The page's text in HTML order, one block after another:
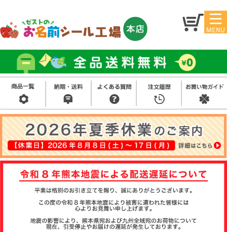
マイ
ジ
お名
前シ
ール
アイ
ロン
シー
ル
お買
い得
セッ
ト
スタ
ンプ
その
他